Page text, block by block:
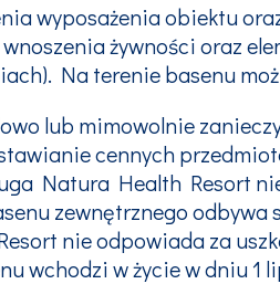
wyposażenia obiektu
żywności oraz
Na terenie basenu
lub mimowolnie
cennych
Natura Health Resort
zewnętrznego odbywa
nie odpowiada za
wchodzi w życie w dniu 1